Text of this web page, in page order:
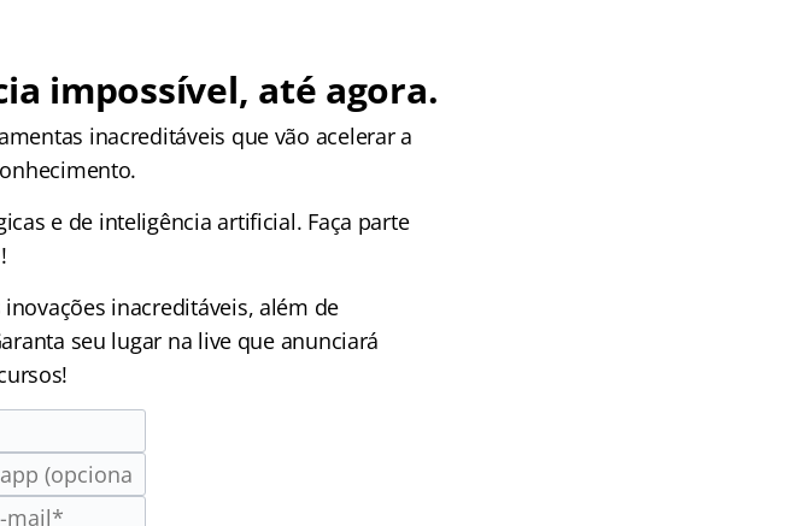
impossível, até agora.
inacreditáveis que vão acelerar a
e de inteligência artificial. Faça parte
inacreditáveis, além de
seu lugar na live que anunciará